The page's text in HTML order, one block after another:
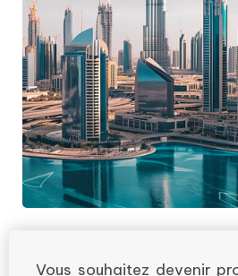
Vous souhaitez devenir